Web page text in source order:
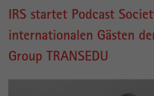
Hauptinhalt
IRS startet Podcast
internationalen Gästen
Group TRANSEDU